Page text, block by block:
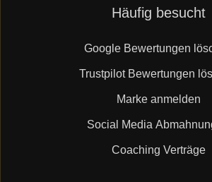
Häufig besucht
Google Bewertungen
Trustpilot Bewertungen
Marke anmelden
Social Media
Coaching Verträge